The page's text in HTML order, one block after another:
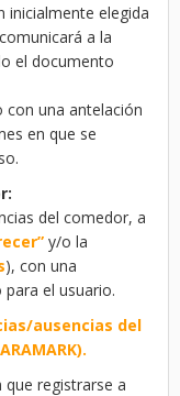
inicialmente elegida
a la
el documento
una antelación
en que se
del comedor, a
y/o la
), con una
el usuario.
ausencias del
registrarse a